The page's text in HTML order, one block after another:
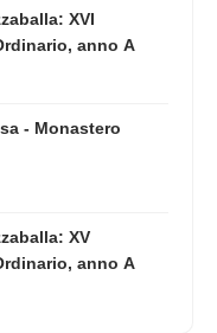
XVI
anno A
- Monastero
XV
anno A